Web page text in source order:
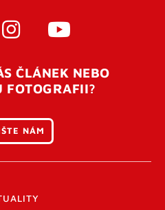
ČLÁNEK NEBO
FOTOGRAFII?
NÁM